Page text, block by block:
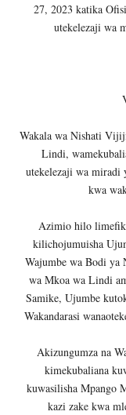
27, 2023 katika
utekelezaji wa
Wakala wa Nishati
Lindi,
utekelezaji wa
kwa
Azimio hilo
kilichojumuisha
Wajumbe wa Bodi
wa Mkoa wa Lindi
Samike, Ujumbe
Wakandarasi
Akizungumza na
kimekubaliana
kuwasilisha Mpango
kazi zake kwa